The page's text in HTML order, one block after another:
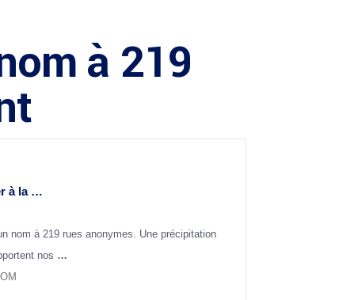
à 219
à la …
nom à 219 rues anonymes. Une précipitation
nos …